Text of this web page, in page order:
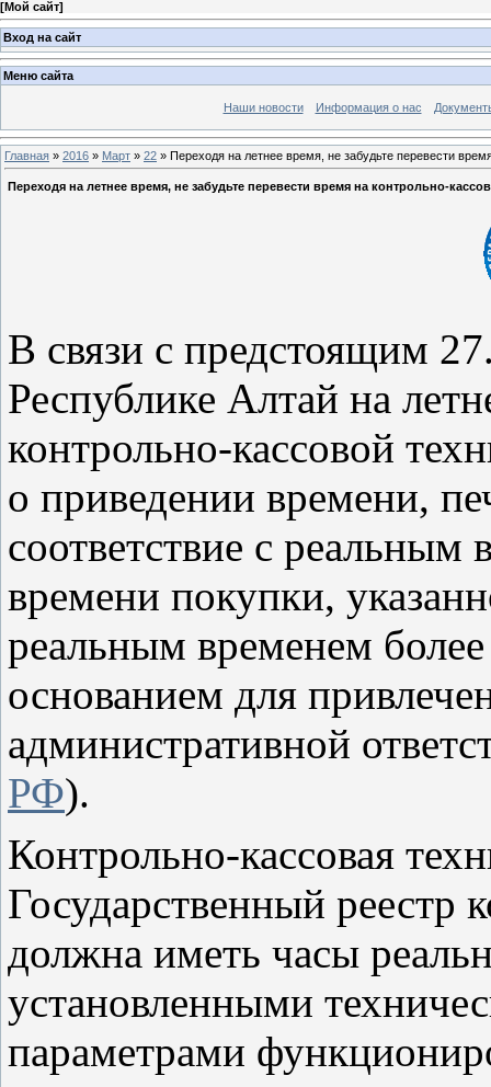
[Мой сайт]
Вход на сайт
Меню сайта
Наши новости Информация о нас
Главная » 2016 » Март » 22 » Переходя на летнее время, не забудьте перевести
Переходя на летнее время, не забудьте перевести время на контрольно-
В связи с предстоящим
Республике Алтай на
контрольно-кассовой
о приведении времени,
соответствие с
времени покупки,
реальным временем
основанием для
административной
РФ).
Контрольно-кассовая
Государственный реестр
должна иметь часы
установленными
параметрами